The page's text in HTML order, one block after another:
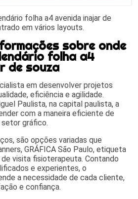
folha a4 avenida inajar de
em vários layouts.
sobre onde
folha a4
de souza
em desenvolver projetos
eficiência e agilidade.
Paulista, na capital paulista, a
com a maneira eficiente de
gráfico.
são opções variadas que
GRÁFICA São Paulo, etiqueta
visita fisioterapeuta. Contando
e experientes, o
a necessidade de cada cliente,
e confiança.